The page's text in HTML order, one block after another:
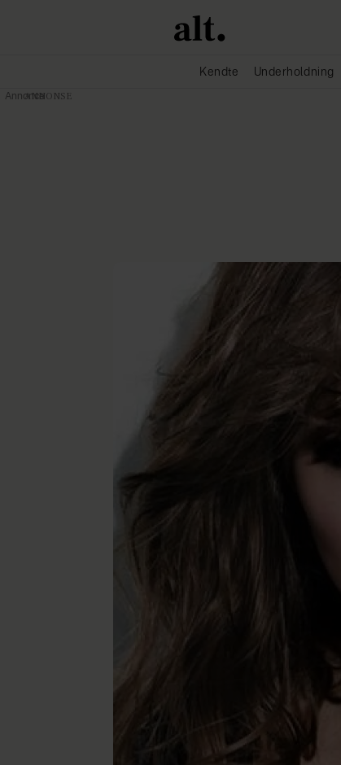
Kendte Underholdning
Annonce